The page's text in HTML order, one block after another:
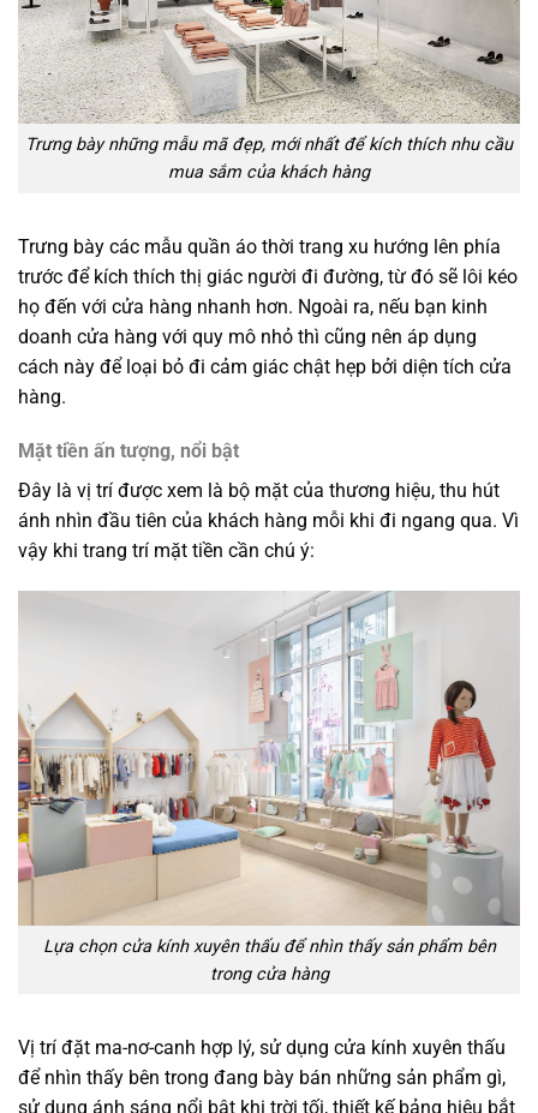
Trưng bày những mẫu mã đẹp, mới nhất để kích thích nhu cầu
mua sắm của khách hàng
Trưng bày các mẫu quần áo thời trang xu hướng lên phía
trước để kích thích thị giác người đi đường, từ đó sẽ lôi kéo
họ đến với cửa hàng nhanh hơn. Ngoài ra, nếu bạn kinh
doanh cửa hàng với quy mô nhỏ thì cũng nên áp dụng
cách này để loại bỏ đi cảm giác chật hẹp bởi diện tích cửa
hàng.
Mặt tiền ấn tượng, nổi bật
Đây là vị trí được xem là bộ mặt của thương hiệu, thu hút
ánh nhìn đầu tiên của khách hàng mỗi khi đi ngang qua. Vì
vậy khi trang trí mặt tiền cần chú ý:
Lựa chọn cửa kính xuyên thấu để nhìn thấy sản phẩm bên
trong cửa hàng
Vị trí đặt ma-nơ-canh hợp lý, sử dụng cửa kính xuyên thấu
để nhìn thấy bên trong đang bày bán những sản phẩm gì,
sử dụng ánh sáng nổi bật khi trời tối, thiết kế bảng hiệu bắt